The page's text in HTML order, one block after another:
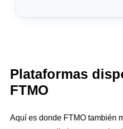
Plataformas
FTMO
Aquí es donde FTMO también